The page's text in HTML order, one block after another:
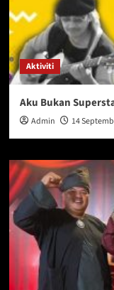
Aktiviti
Aku Bukan
Admin 14